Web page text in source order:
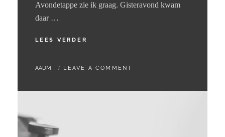
Avondetappe zie ik graag. Gisteravond kwam
daar …
LEES VERDER
–
BY
AADM LEAVE A COMMENT